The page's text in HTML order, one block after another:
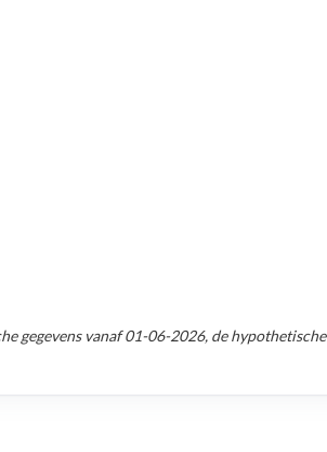
gegevens vanaf01-06-2026, de hypothetische